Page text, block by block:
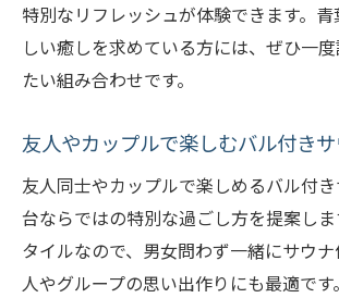
特別なリフレッシュが体験できます。
しい癒しを求めている方には、ぜひ一
たい組み合わせです。
友人やカップルで楽しむバル付き
友人同士やカップルで楽しめるバル付
台ならではの特別な過ごし方を提案し
タイルなので、男女問わず一緒にサウ
人やグループの思い出作りにも最適で